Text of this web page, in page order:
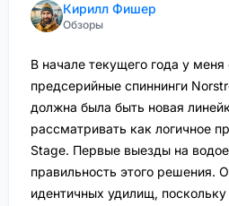
Кирилл Фишер
Обзоры
В начале текущего года у меня
предсерийные спиннинги
должна была быть новая
рассматривать как логичное
Stage. Первые выезды на
правильность этого решения.
идентичных удилищ,